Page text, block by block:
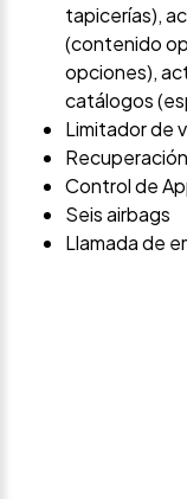
tapicerías),
(contenido
opciones),
catálogos
Limitador de
Control de
Seis airbags
Llamada de